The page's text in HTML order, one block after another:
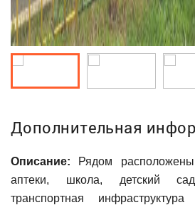
Дополнительная
Описание: Рядом
аптеки, школа, детский
транспортная